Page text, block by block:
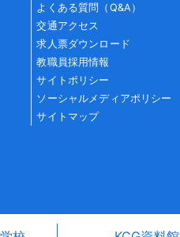
よくある質問（Q&A）
交通アクセス
求人票ダウンロード
教職員採用情報
サイトポリシー
ソーシャルメディアポリシー
サイトマップ